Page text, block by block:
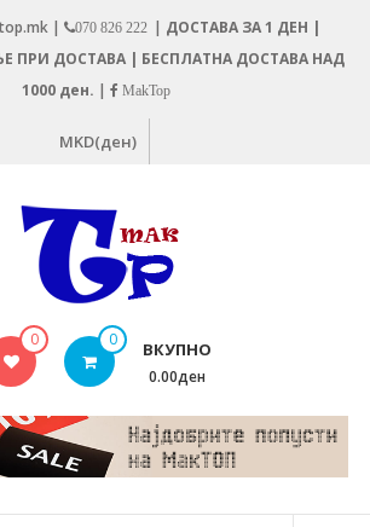
| 070 826 222 | ДОСТАВА ЗА 1 ДЕН |
ПРИ ДОСТАВА | БЕСПЛАТНА ДОСТАВА НАД
1000 ден. | MakTop
MKD(ден)
0 0 ВКУПНО
0.00ден